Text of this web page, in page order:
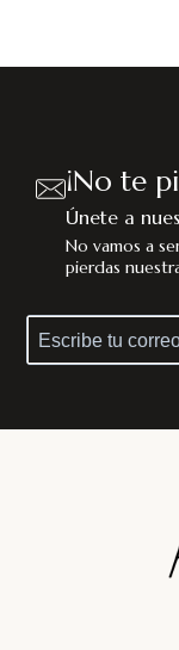
¡No te
Únete a
No vamos a
pierdas